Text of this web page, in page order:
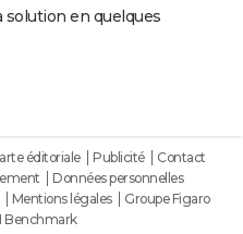
solution en quelques
éditoriale Publicité
Contact
Données personnelles
Mentions légales
Groupe Figaro
Benchmark